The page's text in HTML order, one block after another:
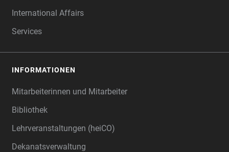
International Affairs
Services
INFORMATIONEN
Mitarbeiterinnen und Mitarbeiter
Bibliothek
Lehrveranstaltungen (heiCO)
Dekanatsverwaltung